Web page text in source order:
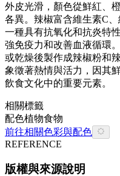
外皮光滑，顏色從鮮紅、
各異。辣椒富含維生素C
一種具有抗氧化和抗炎特
強免疫力和改善血液循環
或乾燥後製作成辣椒粉和
象徵著熱情與活力，因其
飲食文化中的重要元素。
相關標籤
配色植物食物
前往相關色彩與配色
REFERENCE
版權與來源說明